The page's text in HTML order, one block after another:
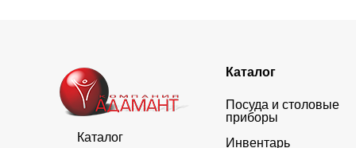
Каталог
Каталог
Посуда и столовые
приборы
Инвентарь